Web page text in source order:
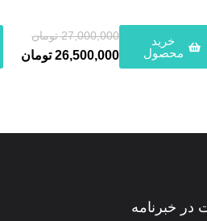
خرید
محصول
27,000,000 تومان
26,500,000 تومان
در خبرنامه